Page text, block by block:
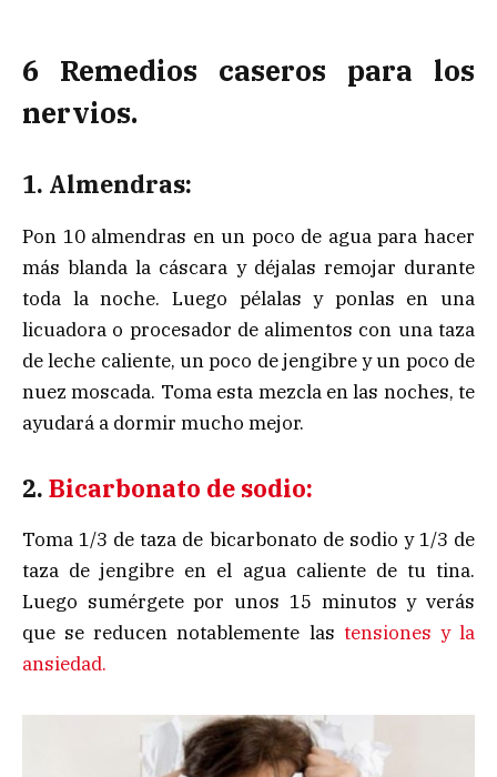
6 Remedios caseros para los
nervios.
1. Almendras:
Pon 10 almendras en un poco de agua para hacer
más blanda la cáscara y déjalas remojar durante
toda la noche. Luego pélalas y ponlas en una
licuadora o procesador de alimentos con una taza
de leche caliente, un poco de jengibre y un poco de
nuez moscada. Toma esta mezcla en las noches, te
ayudará a dormir mucho mejor.
2. Bicarbonato de sodio:
Toma 1/3 de taza de bicarbonato de sodio y 1/3 de
taza de jengibre en el agua caliente de tu tina.
Luego sumérgete por unos 15 minutos y verás
que se reducen notablemente las tensiones y la
ansiedad.